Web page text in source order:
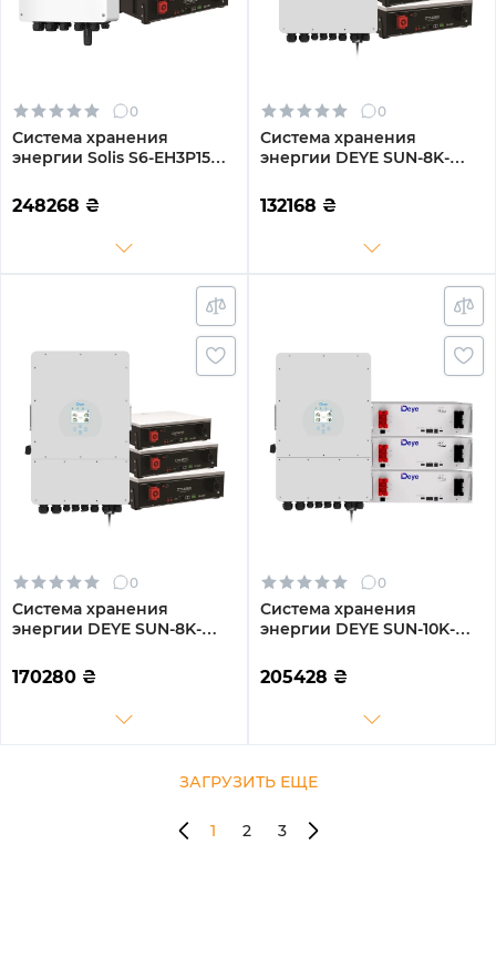
0
Система хранения
энергии Solis S6-EH3P15K-
20.48kWh 4BAT LiFePO4
6000 циклов
248268 ₴
0
Система хранения
энергии DEYE SUN-8K-
W 8000W 10.24kh 2BAT
LiFePO4 6000 циклов
132168 ₴
0
Система хранения
энергии DEYE SUN-8K-
8000W 15.36kh 3BAT
LiFePO4 6000 циклов
170280 ₴
0
Система хранения
энергии DEYE SUN-10K-
3DE15.36K-LFP 10000W
15.36kh 3BAT LiFePO4 6000
205428 ₴
ЗАГРУЗИТЬ ЕЩЕ
1 2 3